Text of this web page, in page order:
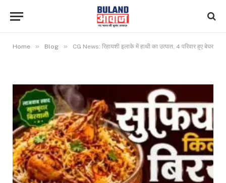
Home » Blog » CG News: रिहायशी इलाके में हाथी का उत्पात, 4 परिवार हुए बेघर